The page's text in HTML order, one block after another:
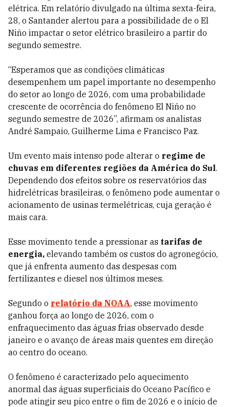
elétrica. Em relatório divulgado na última sexta-feira,
28, o Santander alertou para a possibilidade de o El
Niño impactar o setor elétrico brasileiro a partir do
segundo semestre.
“Esperamos que as condições climáticas
desempenhem um papel importante no desempenho
do setor ao longo de 2026, com uma probabilidade
crescente de ocorrência do fenômeno El Niño no
segundo semestre de 2026”, afirmam os analistas
André Sampaio, Guilherme Lima e Francisco Paz.
Um evento mais intenso pode alterar o regime de
chuvas em diferentes regiões da América do Sul.
Dependendo dos efeitos sobre os reservatórios das
hidrelétricas brasileiras, o fenômeno pode aumentar o
acionamento de usinas termelétricas, cuja geração é
mais cara.
Esse movimento tende a pressionar as tarifas de
energia, elevando também os custos do agronegócio,
que já enfrenta aumento das despesas com
fertilizantes e diesel nos últimos meses.
Segundo o relatório da NOAA, esse movimento
ganhou força ao longo de 2026, com o
enfraquecimento das águas frias observado desde
janeiro e o avanço de áreas mais quentes em direção
ao centro do oceano.
O fenômeno é caracterizado pelo aquecimento
anormal das águas superficiais do Oceano Pacífico e
pode atingir seu pico entre o fim de 2026 e o início de